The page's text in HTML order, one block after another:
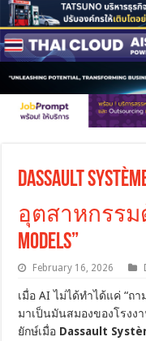
Dassault
อุตสาหกรรมด้
Models”
February 16, 2026
เมื่อ AI ไม่ได้ทำได้แค่ “ถ
มาเป็นมันสมองของโรงง
ยักษ์เมื่อ Dassault